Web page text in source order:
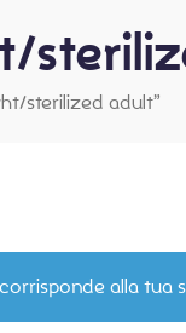
sterilized adult”
alla tua